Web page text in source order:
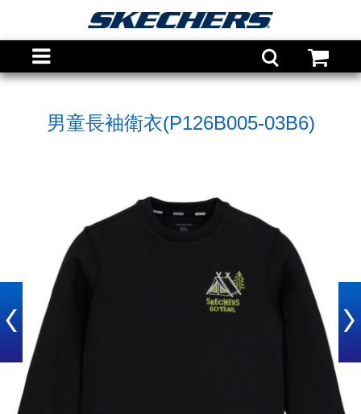
男童長袖衛衣(P126B005-03B6)